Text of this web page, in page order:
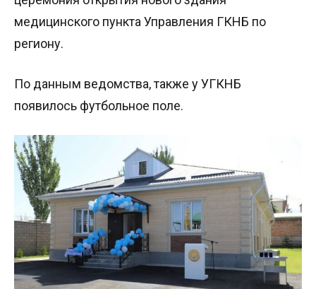
медицинского пункта Управления ГКНБ по
региону.
По данным ведомства, также у УГКНБ
появилось футбольное поле.